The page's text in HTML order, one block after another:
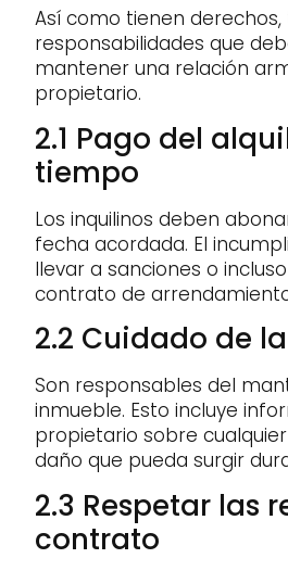
Así como tienen
responsabilidades que
mantener una relación
propietario.
2.1 Pago del
tiempo
Los inquilinos deben
fecha acordada. El
llevar a sanciones o
contrato de
2.2 Cuidado de
Son responsables del
inmueble. Esto incluye
propietario sobre
daño que pueda surgir
2.3 Respetar las
contrato